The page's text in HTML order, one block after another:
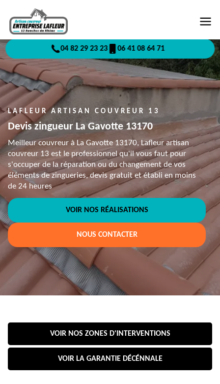
04 82 29 23 23 06 41 08 64 71
LAFLEUR ARTISAN COUVREUR 13
Devis zingueur La Gavotte 13170
Meilleur couvreur à La Gavotte 13170, Lafleur artisan
couvreur 13 est le professionnel qu'il vous faut pour
s'occuper de la réparation ou du changement de vos
éléments de zingueries, devis gratuit et établi en moins
de 24 heures
VOIR NOS RÉALISATIONS
NOUS CONTACTER
VOIR NOS ZONES D'INTERVENTIONS
VOIR LA GARANTIE DÉCÉNNALE